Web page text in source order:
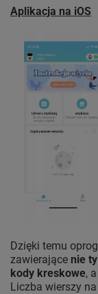
Aplikacja na iOS
Dzięki temu
zawierające nie
kody kreskowe,
Liczba wierszy